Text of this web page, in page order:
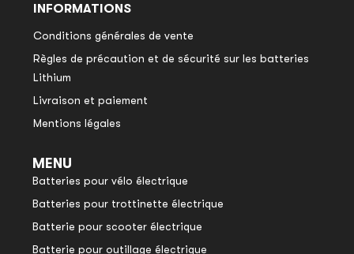
INFORMATIONS
Conditions générales de vente
Règles de précaution et de sécurité sur les batteries
Lithium
Livraison et paiement
Mentions légales
MENU
Batteries pour vélo électrique
Batteries pour trottinette électrique
Batterie pour scooter électrique
Batterie pour outillage électrique